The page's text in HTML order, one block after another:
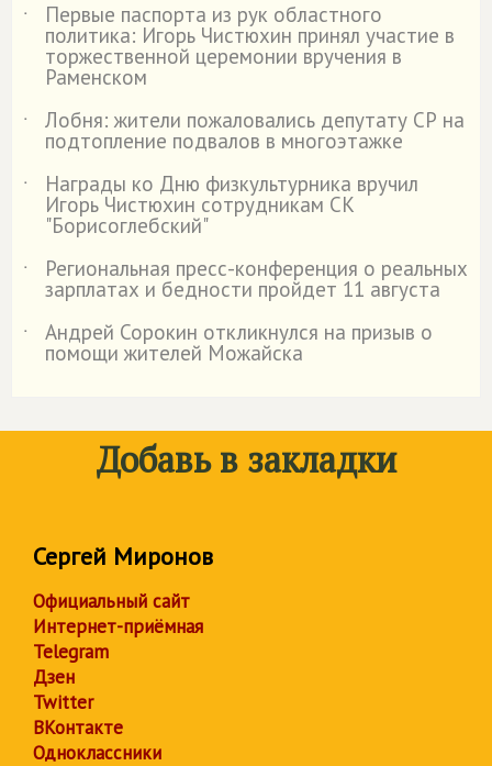
˙ Первые паспорта из рук областного
политика: Игорь Чистюхин принял участие в
торжественной церемонии вручения в
Раменском
˙
Лобня: жители пожаловались депутату СР на
подтопление подвалов в многоэтажке
˙
Награды ко Дню физкультурника вручил
Игорь Чистюхин сотрудникам СК
"Борисоглебский"
˙
Региональная пресс-конференция о реальных
зарплатах и бедности пройдет 11 августа
˙
Андрей Сорокин откликнулся на призыв о
помощи жителей Можайска
Добавь в закладки
Сергей Миронов
Официальный сайт
Интернет-приёмная
Telegram
Дзен
Twitter
ВКонтакте
Одноклассники